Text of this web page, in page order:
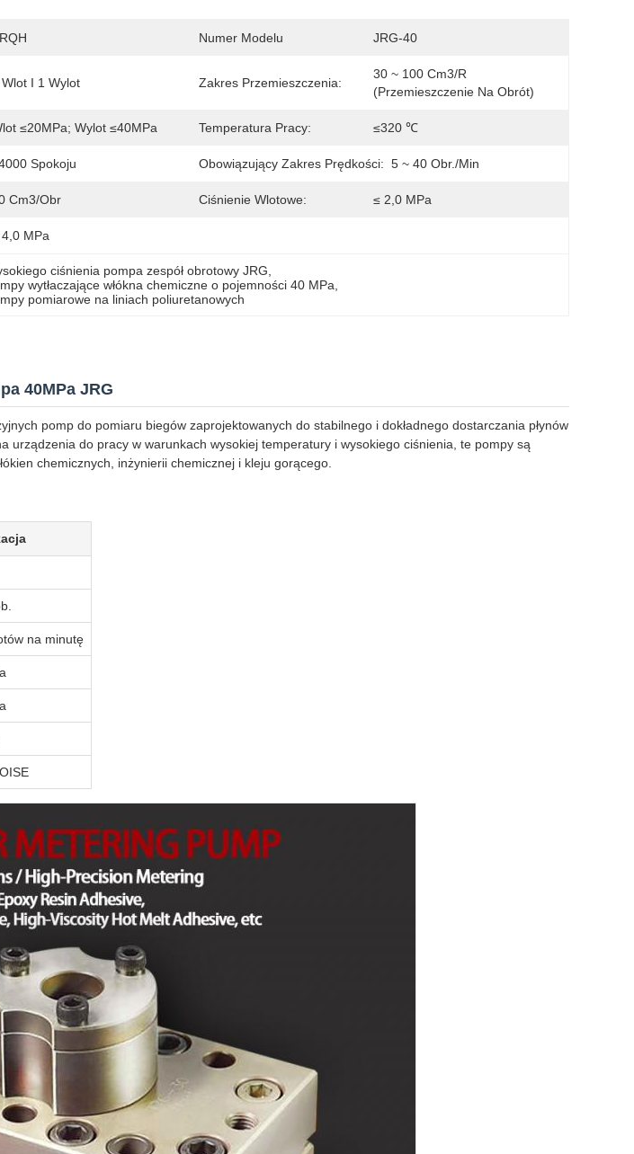
Numer Modelu JRG-40
Wlot I 1 Wylot Zakres Przemieszczenia:
30 ~ 100 Cm3/R
(przemieszczenie Na Obrót)
≤20MPa; Wylot ≤40MPa Temperatura Pracy: ≤320 ℃
Spokoju Obowiązujący Zakres Prędkości: 5 ~ 40 Obr./min
Cm3/obr Ciśnienie Wlotowe: ≤ 2,0 MPa
MPa
ciśnienia pompa zespół obrotowy JRG
wytłaczające włókna chemiczne o pojemności 40 MPa
pomiarowe na liniach poliuretanowych
40MPa JRG
pomp do pomiaru biegów zaprojektowanych do stabilnego i dokładnego dostarczania płynów
urządzenia do pracy w warunkach wysokiej temperatury i wysokiego ciśnienia, te pompy są
chemicznych, inżynierii chemicznej i kleju gorącego.
na minutę